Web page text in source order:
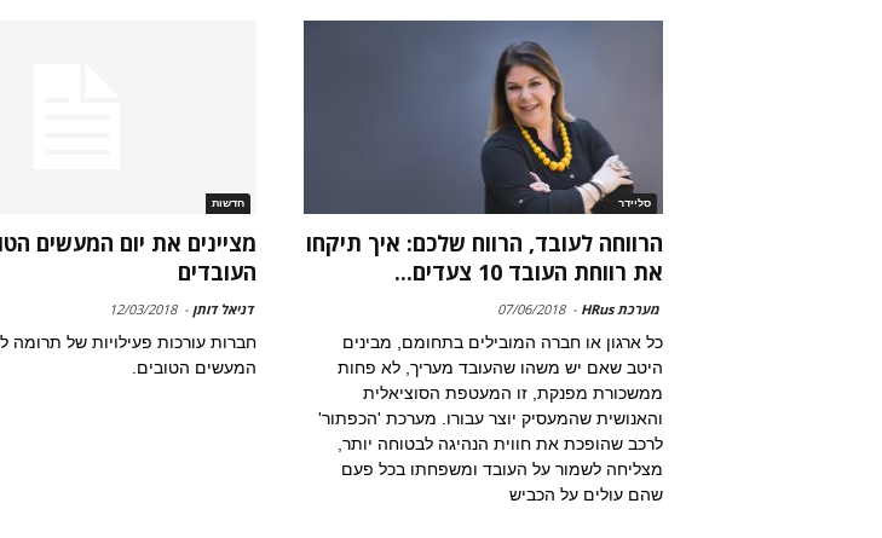
סליידר
הרווחה לעובד, הרווח שלכם: איך תיקחו
את רווחת העובד 10 צעדים...
מערכת HRus -
07/06/2018
כל ארגון או חברה המובילים בתחומם, מבינים
היטב שאם יש משהו שהעובד מעריך, לא פחות
ממשכורת מפנקת, זו המעטפת הסוציאלית
והאנושית שהמעסיק יוצר עבורו. מערכת 'הכפתור'
לרכב שהופכת את חווית הנהיגה לבטוחה יותר,
מצליחה לשמור על העובד ומשפחתו בכל פעם
שהם עולים על הכביש
חדשות
מציינים את יום המעשים
העובדים
דניאל דותן -
12/03/2018
חברות עורכות פעילויות של תרומה
המעשים הטובים.